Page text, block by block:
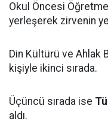
Okul Öncesi
yerleşerek zirvenin
Din Kültürü ve Ahlak
kişiyle ikinci sırada.
Üçüncü sırada ise
aldı.